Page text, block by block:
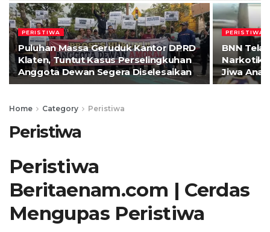
PERISTIWA
Puluhan Massa Geruduk Kantor DPRD
Klaten, Tuntut Kasus Perselingkuhan
Anggota Dewan Segera Diselesaikan
PERISTIWA
BNN
Narkotika
Jiwa
Home Category Peristiwa
Peristiwa
Peristiwa
Beritaenam.com | Cerdas
Mengupas Peristiwa